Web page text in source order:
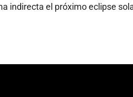
indirecta el próximo eclipse